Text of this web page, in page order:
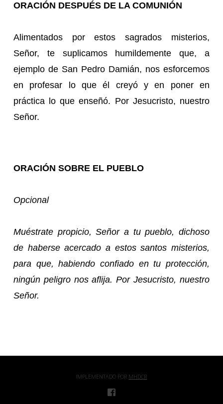
ORACIÓN DESPUÉS DE LA COMUNIÓN
Alimentados por estos sagrados misterios,
Señor, te suplicamos humildemente que, a
ejemplo de San Pedro Damián, nos esforcemos
en profesar lo que él creyó y en poner en
práctica lo que enseñó. Por Jesucristo, nuestro
Señor.
ORACIÓN SOBRE EL PUEBLO
Opcional
Muéstrate propicio, Señor a tu pueblo, dichoso
de haberse acercado a estos santos misterios,
para que, habiendo confiado en tu protección,
ningún peligro nos aflija. Por Jesucristo, nuestro
Señor.
IMPLEMENTADO POR MHDCR